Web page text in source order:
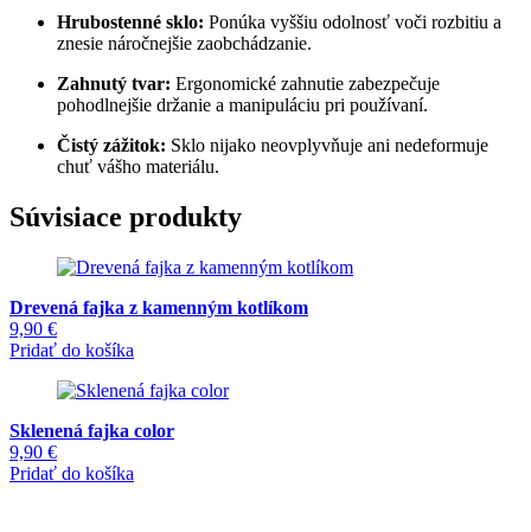
Hrubostenné sklo: Ponúka vyššiu odolnosť voči rozbitiu a
znesie náročnejšie zaobchádzanie.
Zahnutý tvar: Ergonomické zahnutie zabezpečuje
pohodlnejšie držanie a manipuláciu pri používaní.
Čistý zážitok: Sklo nijako neovplyvňuje ani nedeformuje
chuť vášho materiálu.
Súvisiace produkty
Drevená fajka z kamenným kotlíkom
9,90 €
Pridať do košíka
Sklenená fajka color
9,90 €
Pridať do košíka